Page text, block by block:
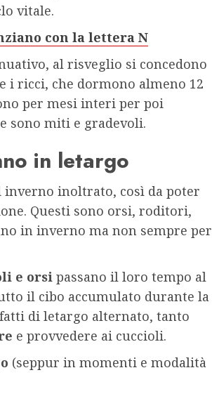
vitale.
con la lettera N
al risveglio si concedono
i ricci, che dormono almeno 12
per mesi interi per poi
sono miti e gradevoli.
in letargo
inoltrato, così da poter
Questi sono orsi, roditori,
in inverno ma non sempre per
e orsi passano il loro tempo al
il cibo accumulato durante la
di letargo alternato, tanto
e provvedere ai cuccioli.
(seppur in momenti e modalità